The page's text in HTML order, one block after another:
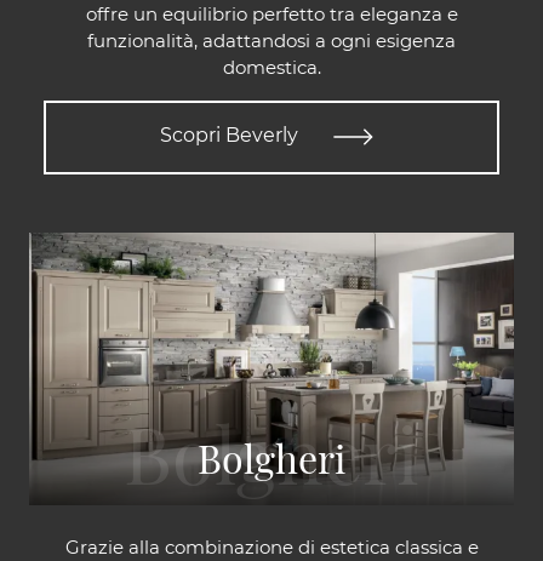
offre un equilibrio perfetto tra eleganza e
funzionalità, adattandosi a ogni esigenza
domestica.
Scopri Beverly
Bolgheri
Grazie alla combinazione di estetica classica e